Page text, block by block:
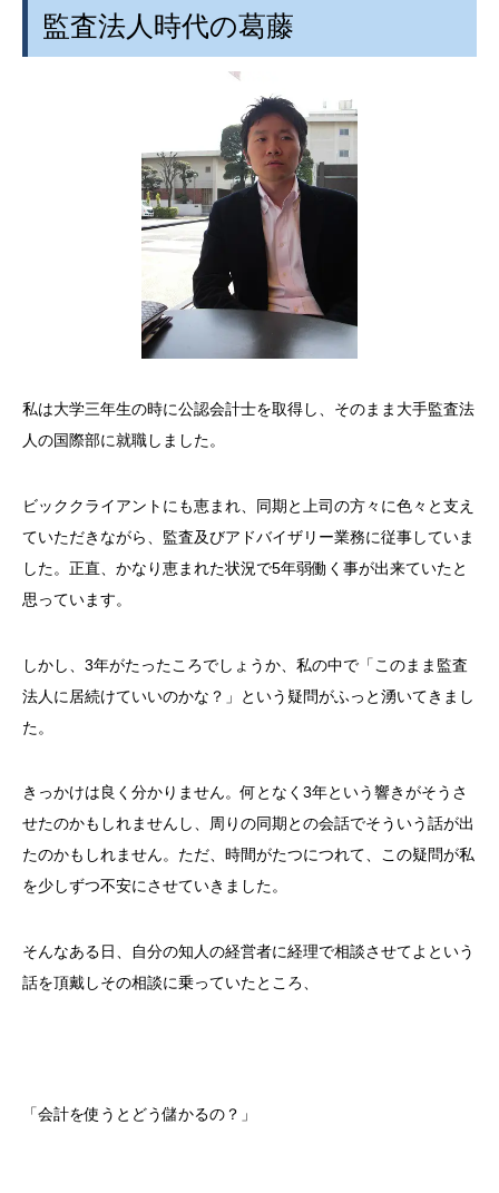
監査法人時代の葛藤
私は大学三年生の時に公認会計士を取得し、そのまま大手監査法
人の国際部に就職しました。
ビッククライアントにも恵まれ、同期と上司の方々に色々と支え
ていただきながら、監査及びアドバイザリー業務に従事していま
した。正直、かなり恵まれた状況で5年弱働く事が出来ていたと
思っています。
しかし、3年がたったころでしょうか、私の中で「このまま監査
法人に居続けていいのかな？」という疑問がふっと湧いてきまし
た。
きっかけは良く分かりません。何となく3年という響きがそうさ
せたのかもしれませんし、周りの同期との会話でそういう話が出
たのかもしれません。ただ、時間がたつにつれて、この疑問が私
を少しずつ不安にさせていきました。
そんなある日、自分の知人の経営者に経理で相談させてよという
話を頂戴しその相談に乗っていたところ、
「会計を使うとどう儲かるの？」